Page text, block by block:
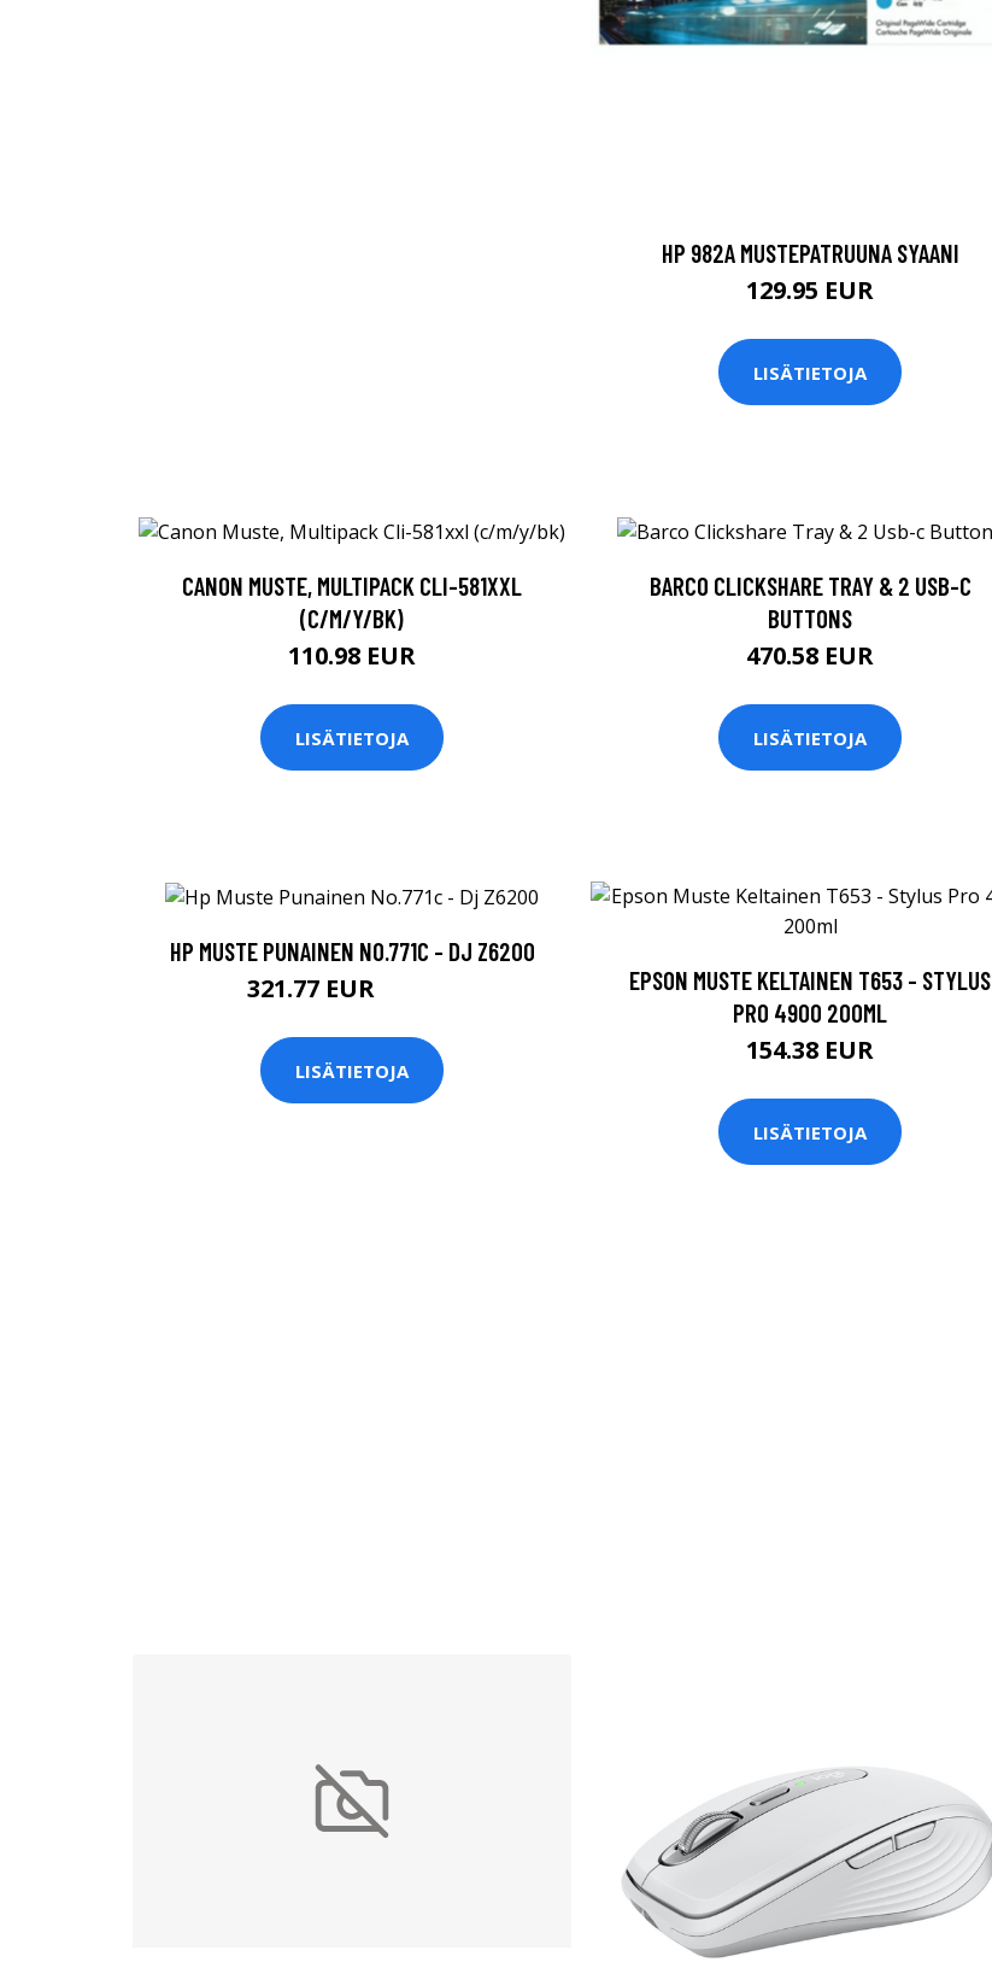
HP 982A MUSTEPATRUUNA SYAANI
129.95 EUR
LISÄTIETOJA
CANON MUSTE, MULTIPACK CLI-581XXL
(C/M/Y/BK)
110.98 EUR
LISÄTIETOJA
BARCO CLICKSHARE TRAY & 2 USB-C
BUTTONS
470.58 EUR
LISÄTIETOJA
HP MUSTE PUNAINEN NO.771C - DJ Z6200
321.77 EUR
LISÄTIETOJA
EPSON MUSTE KELTAINEN T653 - STYLUS
PRO 4900 200ML
154.38 EUR
LISÄTIETOJA